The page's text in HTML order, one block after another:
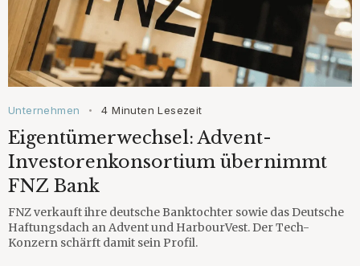
Unternehmen • 4 Minuten Lesezeit
Eigentümerwechsel: Advent-
Investorenkonsortium übernimmt
FNZ Bank
FNZ verkauft ihre deutsche Banktochter sowie das Deutsche
Haftungsdach an Advent und HarbourVest. Der Tech-
Konzern schärft damit sein Profil.